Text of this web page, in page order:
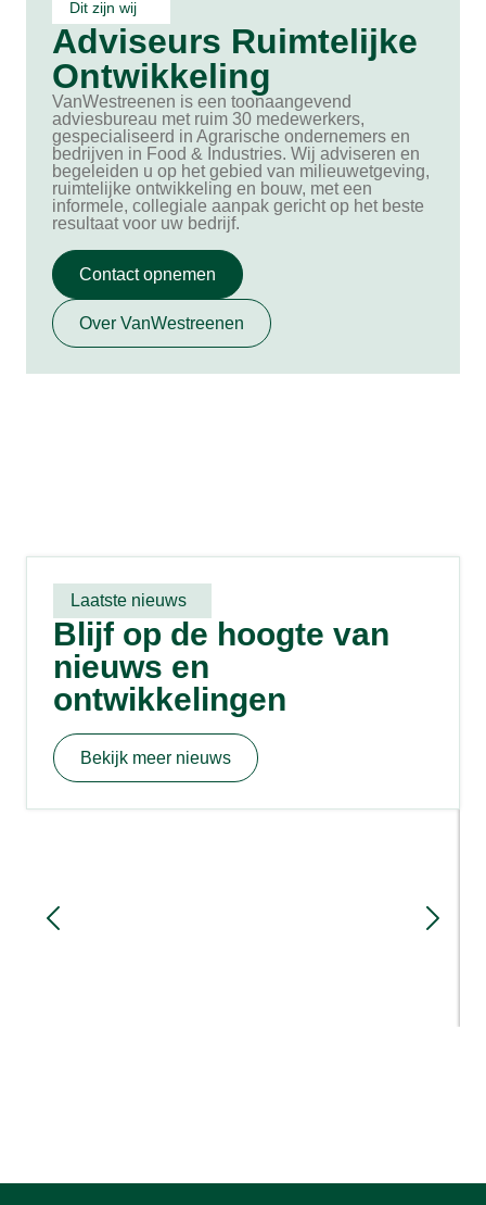
Dit zijn wij
Adviseurs Ruimtelijke
Ontwikkeling
VanWestreenen is een toonaangevend
adviesbureau met ruim 30 medewerkers,
gespecialiseerd in Agrarische ondernemers en
bedrijven in Food & Industries. Wij adviseren en
begeleiden u op het gebied van milieuwetgeving,
ruimtelijke ontwikkeling en bouw, met een
informele, collegiale aanpak gericht op het beste
resultaat voor uw bedrijf.
Contact opnemen
Over VanWestreenen
Laatste nieuws
Blijf op de hoogte van
nieuws en
ontwikkelingen
Bekijk meer nieuws